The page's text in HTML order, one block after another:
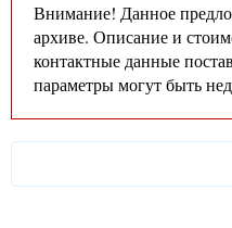
Внимание! Данное
архиве. Описание и
контактные данные
параметры могут быть